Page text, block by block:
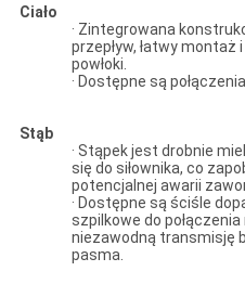
Ciało
· Zintegrowana
przepływ, łatwy
powłoki.
· Dostępne są
Stąb
· Stąpek jest drobnie
się do siłownika, co
potencjalnej awarii
· Dostępne są ściśle
szpilkowe do
niezawodną transmisję
pasma.